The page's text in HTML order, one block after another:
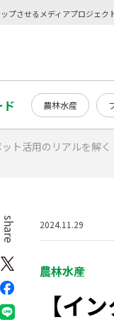
プさせるメディアプロジェク
ド 農林水産
ト活用のリアルを解く
2024.11.29
農林水産
【イ
share